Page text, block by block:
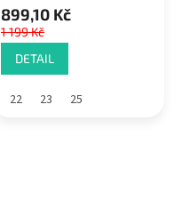
899,10 Kč
1 199 Kč
DETAIL
22 23 25